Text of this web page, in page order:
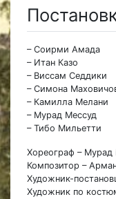
– Соирми Амада
– Итан Казо
– Виссам Седдики
– Симона
– Камилла Мелани
– Мурад Мессуд
– Тибо Мильетти
Хореограф – Мурад
Композитор –
Художник-
Художник по